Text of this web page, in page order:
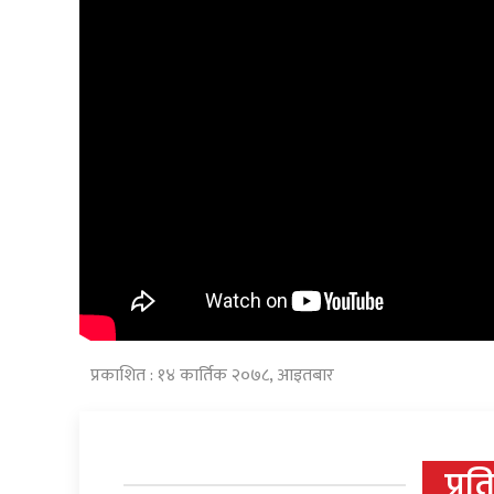
प्रकाशित : १४ कार्तिक २०७८, आइतबार